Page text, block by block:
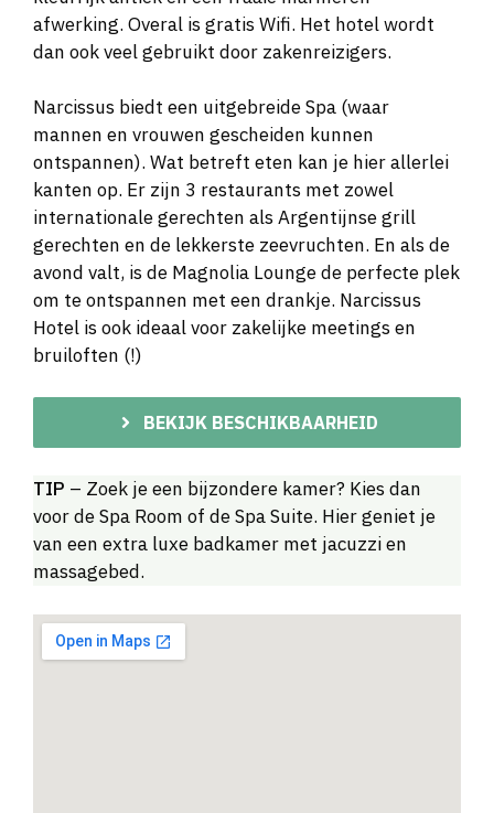
afwerking. Overal is gratis Wifi. Het hotel wordt
dan ook veel gebruikt door zakenreizigers.
Narcissus biedt een uitgebreide Spa (waar
mannen en vrouwen gescheiden kunnen
ontspannen). Wat betreft eten kan je hier allerlei
kanten op. Er zijn 3 restaurants met zowel
internationale gerechten als Argentijnse grill
gerechten en de lekkerste zeevruchten. En als de
avond valt, is de Magnolia Lounge de perfecte plek
om te ontspannen met een drankje. Narcissus
Hotel is ook ideaal voor zakelijke meetings en
bruiloften (!)
BEKIJK BESCHIKBAARHEID
TIP – Zoek je een bijzondere kamer? Kies dan
voor de Spa Room of de Spa Suite. Hier geniet je
van een extra luxe badkamer met jacuzzi en
massagebed.